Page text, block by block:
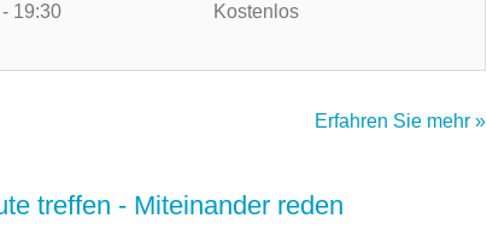
19:30
Kostenlos
Erfahren Sie mehr »
treffen - Miteinander reden